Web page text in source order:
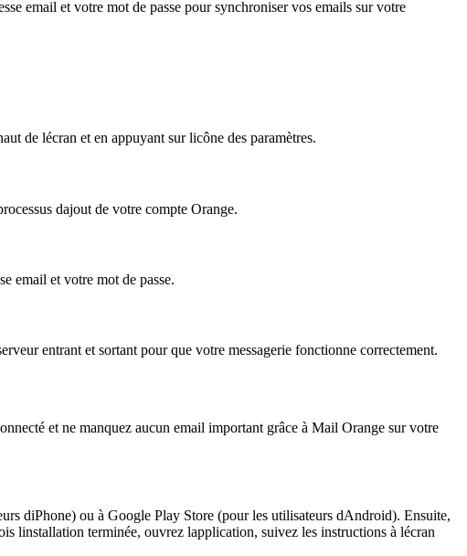
email et votre mot de passe pour synchroniser vos emails sur votre
de lécran et en appuyant sur licône des paramètres.
dajout de votre compte Orange.
email et votre mot de passe.
entrant et sortant pour que votre messagerie fonctionne correctement.
et ne manquez aucun email important grâce à Mail Orange sur votre
diPhone) ou à Google Play Store (pour les utilisateurs dAndroid). Ensuite,
linstallation terminée, ouvrez lapplication, suivez les instructions à lécran